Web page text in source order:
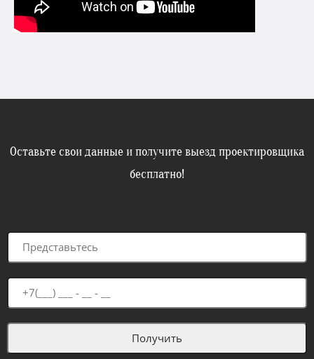
Оставьте свои данные и получите выезд проектировщика
бесплатно!